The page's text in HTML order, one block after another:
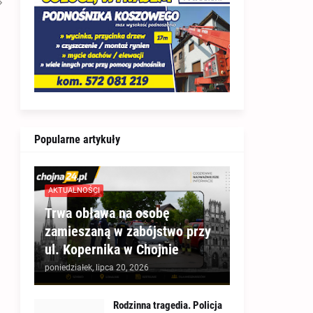
Popularne artykuły
AKTUALNOŚCI
Trwa obława na osobę
zamieszaną w zabójstwo przy
ul. Kopernika w Chojnie
poniedziałek, lipca 20, 2026
Rodzinna tragedia. Policja